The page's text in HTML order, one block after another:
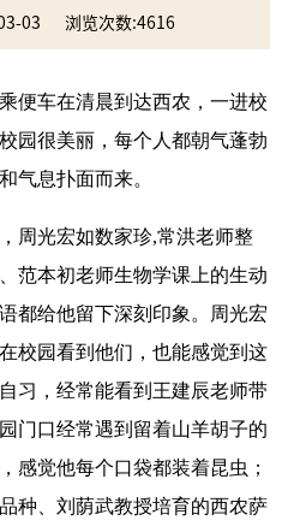
03
浏览次数:4616
便车在清晨到达西农，一进校
园很美丽，每个人都朝气蓬勃
气息扑面而来。
周光宏如数家珍,常洪老师整
范本初老师生物学课上的生动
都给他留下深刻印象。周光宏
校园看到他们，也能感觉到这
习，经常能看到王建辰老师带
门口经常遇到留着山羊胡子的
感觉他每个口袋都装着昆虫；
种、刘荫武教授培育的西农萨